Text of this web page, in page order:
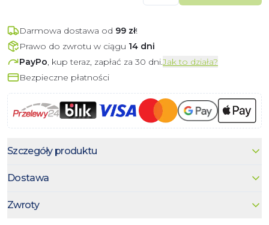
Darmowa dostawa od 99 zł!
Prawo do zwrotu w ciągu 14 dni
PayPo, kup teraz, zapłać za 30 dni.Jak to działa?
Bezpieczne płatności
Szczegóły produktu
Dostawa
Zwroty